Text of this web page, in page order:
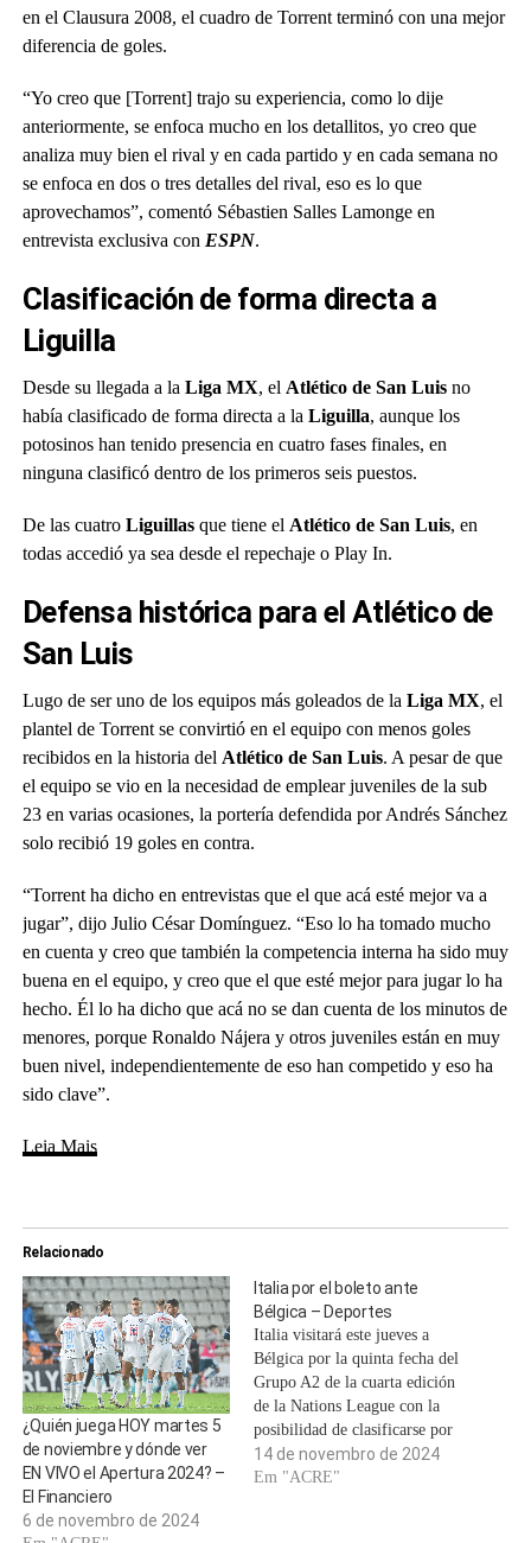
en el Clausura 2008, el cuadro de Torrent terminó con una mejor
diferencia de goles.
“Yo creo que [Torrent] trajo su experiencia, como lo dije
anteriormente, se enfoca mucho en los detallitos, yo creo que
analiza muy bien el rival y en cada partido y en cada semana no
se enfoca en dos o tres detalles del rival, eso es lo que
aprovechamos”, comentó Sébastien Salles Lamonge en
entrevista exclusiva con ESPN.
Clasificación de forma directa a
Liguilla
Desde su llegada a la Liga MX, el Atlético de San Luisno
había clasificado de forma directa a la Liguilla, aunque los
potosinos han tenido presencia en cuatro fases finales, en
ninguna clasificó dentro de los primeros seis puestos.
De las cuatro Liguillasque tiene el Atlético de San Luis, en
todas accedió ya sea desde el repechaje o Play In.
Defensa histórica para elAtlético de
San Luis
Lugo de ser uno de los equipos más goleados de la Liga MX, el
plantel de Torrent se convirtió en el equipo con menos goles
recibidos en la historia del Atlético de San Luis. A pesar de que
el equipo se vio en la necesidad de emplear juveniles de la sub
23 en varias ocasiones, la portería defendida por Andrés Sánchez
solo recibió 19 goles en contra.
“Torrent ha dicho en entrevistas que el que acá esté mejor va a
jugar”, dijo Julio César Domínguez. “Eso lo ha tomado mucho
en cuenta y creo que también la competencia interna ha sido muy
buena en el equipo, y creo que el que esté mejor para jugar lo ha
hecho. Él lo ha dicho que acá no se dan cuenta de los minutos de
menores, porque Ronaldo Nájera y otros juveniles están en muy
buen nivel, independientemente de eso han competido y eso ha
sido clave”.
Leia Mais
Relacionado
¿Quién juega HOY martes 5
de noviembre y dónde ver
EN VIVO el Apertura 2024? –
El Financiero
6 de novembro de 2024
Italia por el boleto ante
Bélgica – Deportes
Italia visitará este jueves a
Bélgica por la quinta fecha del
Grupo A2 de la cuarta edición
de la Nations League con la
posibilidad de clasificarse por
anticipado a los cuartos de
final del torneo continental.
14 de novembro de 2024
Em "ACRE"